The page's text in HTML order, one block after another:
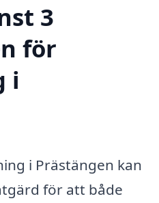
3
för
i
i Prästängen kan
för att både